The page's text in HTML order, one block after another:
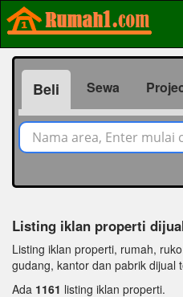
Beli Sewa
Listing iklan properti
Listing iklan properti, rumah,
gudang, kantor dan pabrik dijual
Ada 1161 listing iklan properti.